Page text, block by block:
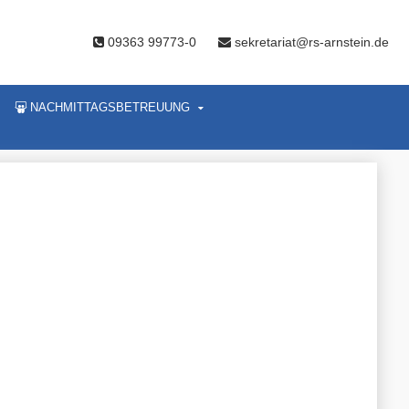
09363 99773-0 sekretariat@rs-arnstein.de
NACHMITTAGSBETREUUNG